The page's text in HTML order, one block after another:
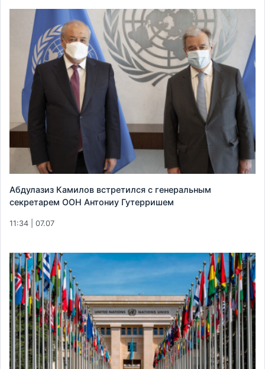
Абдулазиз Камилов встретился с генеральным
секретарем ООН Антониу Гутерришем
11:34 | 07.07